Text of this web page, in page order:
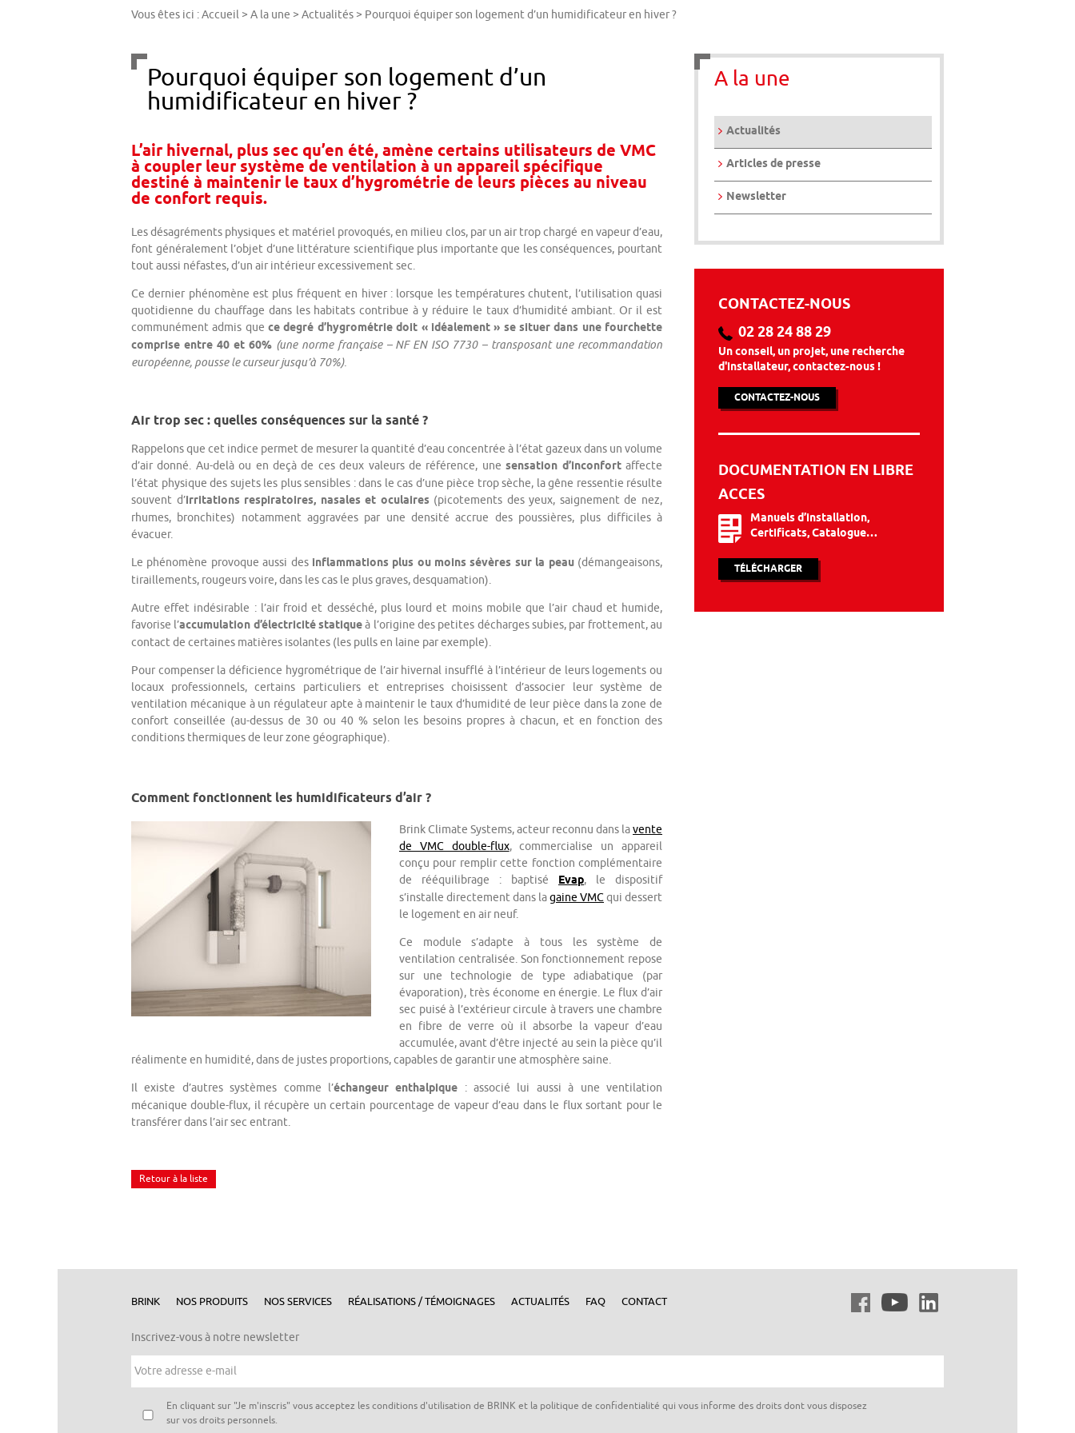
Vous êtes ici :Accueil > A la une > Actualités > Pourquoi équiper son logement d’un humidificateur en hiver ?
Pourquoi équiper son logement d’un
humidificateur en hiver ?
L’air hivernal, plus sec qu’en été, amène certains utilisateurs de VMC
à coupler leur système de ventilation à un appareil spécifique
destiné à maintenir le taux d’hygrométrie de leurs pièces au niveau
de confort requis.
Les désagréments physiques et matériel provoqués, en milieu clos, par un air trop chargé en vapeur d’eau,
font généralement l’objet d’une littérature scientifique plus importante que les conséquences, pourtant
tout aussi néfastes, d’un air intérieur excessivement sec.
Ce dernier phénomène est plus fréquent en hiver : lorsque les températures chutent, l’utilisation quasi
quotidienne du chauffage dans les habitats contribue à y réduire le taux d’humidité ambiant. Or il est
communément admis quece degré d’hygrométrie doit « idéalement » se situer dans une fourchette
comprise entre 40 et 60% (une norme française – NF EN ISO 7730 – transposant une recommandation
européenne, pousse le curseur jusqu’à 70%).
Air trop sec : quelles conséquences sur la santé ?
Rappelons que cet indice permet de mesurer la quantité d’eau concentrée à l’état gazeux dans un volume
d’air donné. Au-delà ou en deçà de ces deux valeurs de référence, une sensation d’inconfortaffecte
l’état physique des sujets les plus sensibles : dans le cas d’une pièce trop sèche, la gêne ressentie résulte
souvent d’irritations respiratoires, nasales et oculaires(picotements des yeux, saignement de nez,
rhumes, bronchites) notamment aggravées par une densité accrue des poussières, plus difficiles à
évacuer.
Le phénomène provoque aussi des inflammations plus ou moins sévères sur la peau(démangeaisons,
tiraillements, rougeurs voire, dans les cas le plus graves, desquamation).
Autre effet indésirable : l’air froid et desséché, plus lourd et moins mobile que l’air chaud et humide,
favorise l’accumulation d’électricité statiqueà l’origine des petites décharges subies, par frottement, au
contact de certaines matières isolantes (les pulls en laine par exemple).
Pour compenser la déficience hygrométrique de l’air hivernal insufflé à l’intérieur de leurs logements ou
locaux professionnels, certains particuliers et entreprises choisissent d’associer leur système de
ventilation mécanique à un régulateur apte à maintenir le taux d’humidité de leur pièce dans la zone de
confort conseillée (au-dessus de 30 ou 40 % selon les besoins propres à chacun, et en fonction des
conditions thermiques de leur zone géographique).
Comment fonctionnent les humidificateurs d’air ?
Brink Climate Systems, acteur reconnu dans lavente
de VMC double-flux, commercialise un appareil
conçu pour remplir cette fonction complémentaire
de rééquilibrage : baptisé Evap, le dispositif
s’installe directement dans lagaine VMCqui dessert
le logement en air neuf.
Ce module s’adapte à tous les système de
ventilation centralisée. Son fonctionnement repose
sur une technologie de type adiabatique (par
évaporation), très économe en énergie. Le flux d’air
sec puisé à l’extérieur circule à travers une chambre
en fibre de verre où il absorbe la vapeur d’eau
accumulée, avant d’être injecté au sein la pièce qu’il
réalimente en humidité, dans de justes proportions, capables de garantir une atmosphère saine.
Il existe d’autres systèmes comme l’échangeur enthalpique : associé lui aussi à une ventilation
mécanique double-flux, il récupère un certain pourcentage de vapeur d’eau dans le flux sortant pour le
transférer dans l’air sec entrant.
Retour à la liste
A la une
Actualités
Articles de presse
Newsletter
CONTACTEZ-NOUS
02 28 24 88 29
Un conseil, un projet, une recherche
d'installateur, contactez-nous !
CONTACTEZ-NOUS
DOCUMENTATION EN LIBRE
ACCES
Manuels d’installation,
Certificats, Catalogue…
TÉLÉCHARGER
BRINK NOS PRODUITS NOS SERVICES RÉALISATIONS / TÉMOIGNAGES ACTUALITÉS FAQ CONTACT
Inscrivez-vous à notre newsletter
Votre
adresse
Vie
privée *
En cliquant sur "Je m'inscris" vous acceptez les conditions d'utilisation de BRINK et la politique de confidentialité qui vous informe des droits dont vous disposez
sur vos droits personnels.